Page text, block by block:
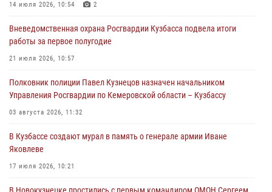
06 августа 2026, 10:19
Росгвардейцы задержали предполагаемого виновника причинения
ножевого ранения кемеровчанину
06 августа 2026, 09:18
Росгвардейцы задержали мужчину, повредившего имущество
горожанки
06 августа 2026, 08:17
Росгвардейцы пресекли противоправные действия и защитили
новокузнечанку от агрессивного знакомого
06 августа 2026, 07:16
14 июля 2026, 10:54 2
Вневедомственная охрана Росгвардии Кузбасса подвела итоги
работы за первое полугодие
21 июля 2026, 10:57
Полковник полиции Павел Кузнецов назначен начальником
Управления Росгвардии по Кемеровской области – Кузбассу
03 августа 2026, 11:32
В Кузбассе создают мурал в память о генерале армии Иване
Яковлеве
17 июля 2026, 10:21